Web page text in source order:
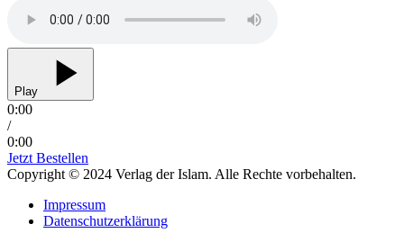
Play
0:00
/
0:00
Jetzt Bestellen
Copyright © 2024 Verlag der Islam. Alle Rechte vorbehalten.
Impressum
Datenschutzerklärung